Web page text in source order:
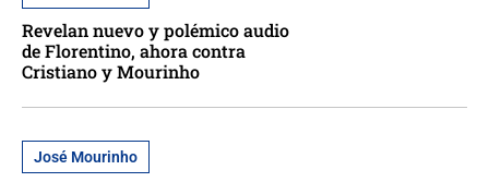
Revelan nuevo y polémico audio
de Florentino, ahora contra
Cristiano y Mourinho
José Mourinho